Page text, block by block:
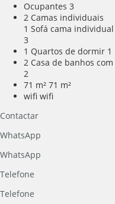
Ocupantes 3
2 Camas individuais
1 Sofá cama individual
3
1 Quartos de dormir 1
2 Casa de banhos
2
71 m² 71 m²
wifi wifi
Contactar
WhatsApp
WhatsApp
Telefone
Telefone